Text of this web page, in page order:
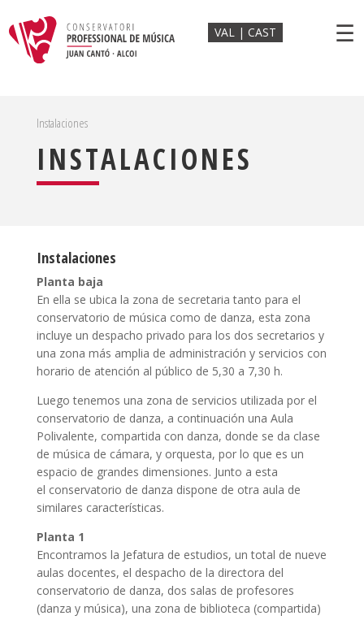
VAL CAST ☰
Instalaciones
INSTALACIONES
Instalaciones
Planta baja
En ella se ubica la zona de secretaria tanto para el
conservatorio de música como de danza, esta zona
incluye un despacho privado para los dos secretarios y
una zona más amplia de administración y servicios con
horario de atención al público de 5,30 a 7,30 h.
Luego tenemos una zona de servicios utilizada por el
conservatorio de danza, a continuación una Aula
Polivalente, compartida con danza, donde se da clase
de música de cámara, y orquesta, por lo que es un
espacio de grandes dimensiones. Junto a esta
el conservatorio de danza dispone de otra aula de
similares características.
Planta 1
Encontramos la Jefatura de estudios, un total de nueve
aulas docentes, el despacho de la directora del
conservatorio de danza, dos salas de profesores
(danza y música), una zona de biblioteca (compartida)